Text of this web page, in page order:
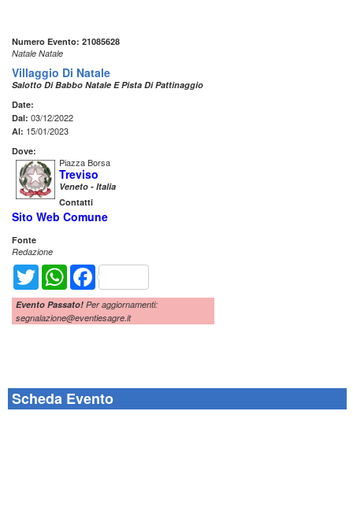
Numero Evento: 21085628
Natale Natale
Villaggio Di Natale
Salotto Di Babbo Natale E Pista Di Pattinaggio
Date:
Dal: 03/12/2022
Al: 15/01/2023
Dove:
Piazza Borsa
Treviso
Veneto - Italia
Contatti
Sito Web Comune
Fonte
Redazione
Twitter WhatsAppFacebook
Evento Passato! Per aggiornamenti:
segnalazione@eventiesagre.it
Scheda Evento